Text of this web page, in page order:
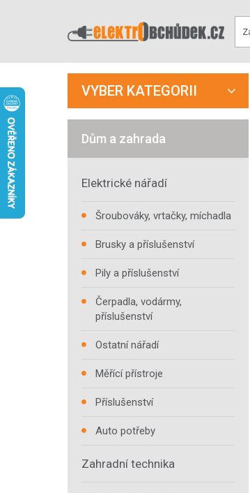
VYBER KATEGORII
Dům a zahrada
Elektrické nářadí
Šroubováky, vrtačky, míchadla
Brusky a příslušenství
Pily a příslušenství
Čerpadla, vodármy,
příslušenství
Ostatní nářadí
Měřící přístroje
Příslušenství
Auto potřeby
Zahradní technika